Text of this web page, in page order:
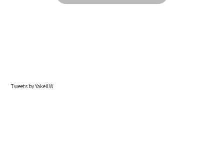
Tweets by YakeiLW